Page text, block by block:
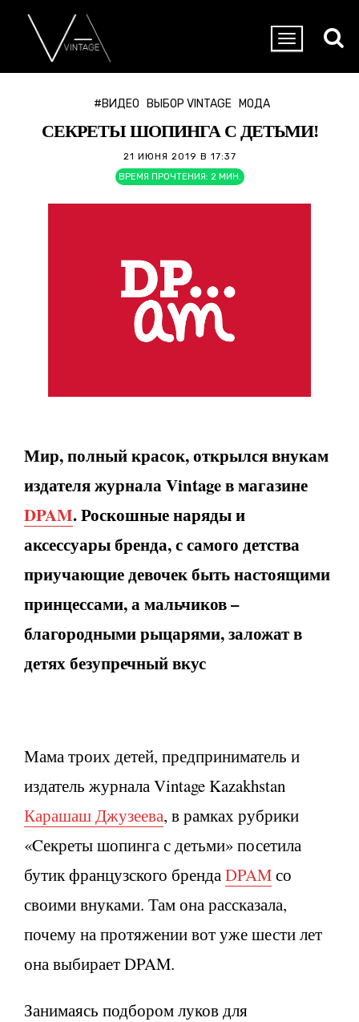
#ВИДЕО ВЫБОР VINTAGE МОДА
СЕКРЕТЫ ШОПИНГА С ДЕТЬМИ!
21 ИЮНЯ 2019 В 17:37
ВРЕМЯ ПРОЧТЕНИЯ: 2 МИН.
Мир, полный красок, открылся внукам
издателя журналаVintageв магазине
DPAM. Роскошные наряды и
аксессуары бренда, с самого детства
приучающие девочек быть настоящими
принцессами, а мальчиков –
благородными рыцарями, заложат в
детях безупречный вкус
Мама троих детей, предприниматель и
издатель журнала Vintage Kazakhstan
Карашаш Джузеева, в рамках рубрики
«Cекреты шопинга с детьми» посетила
бутик французского брендаDPAMсо
своими внуками. Там она рассказала,
почему на протяжении вот уже шести лет
она выбирает DPAM.
Занимаясь подбором луков для